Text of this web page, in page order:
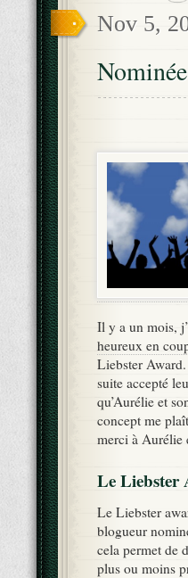
Nov 5,
Il y a un mois,
heureux en
Liebster Award.
suite accepté
qu’Aurélie et
concept me
merci à Aurélie
Le Liebster
Le Liebster
blogueur
cela permet de
plus ou moins